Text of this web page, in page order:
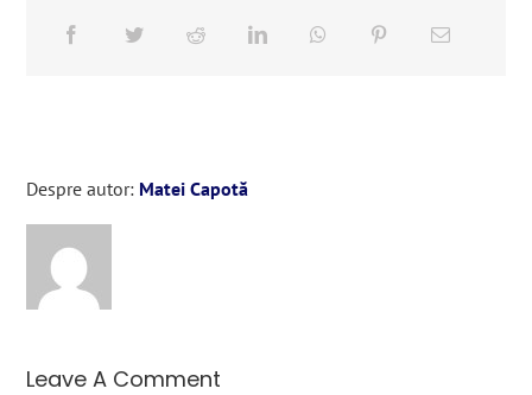
Despre autor: Matei Capotă
Leave A Comment